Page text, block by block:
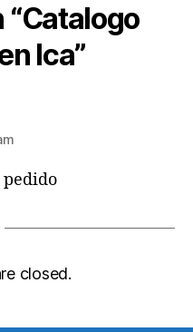
“Catalogo
Ica”
pedido
closed.